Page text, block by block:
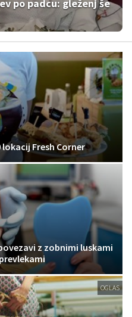
po padcu: gleženj še
lokacij Fresh Corner
z zobnimi luskami
OGLAS